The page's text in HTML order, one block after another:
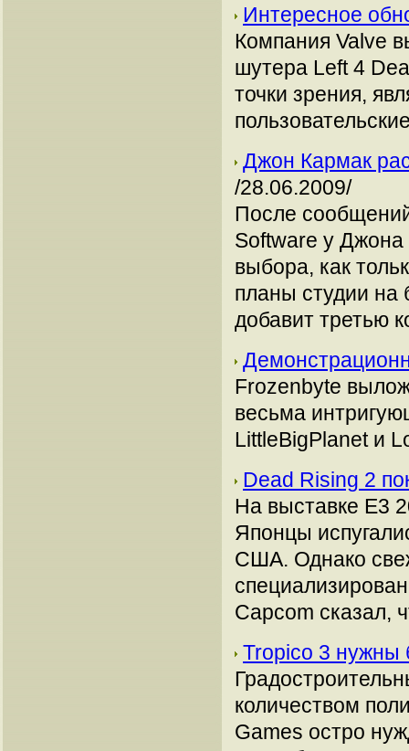
Интересное
Компания Valve
шутера Left 4
точки зрения,
Джон Кармак
/28.06.2009/
После
Software у Джона
выбора, как
планы студии на
добавит третью
Frozenbyte
весьма
LittleBigPlanet и
Dead Rising 2
На выставке Е3
Японцы
США. Однако
Capcom сказал,
Tropico 3 нужны
количеством
Games остро